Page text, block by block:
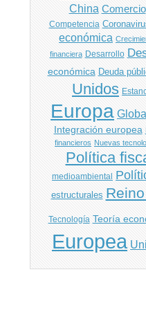
China Comercio
Competencia
económica
financiera Desarrollo
económica Deuda
Unidos
Europa
Integración europea
financieros Nuevas
Política
medioambiental
estructurales
Tecnología Teoría
Europea